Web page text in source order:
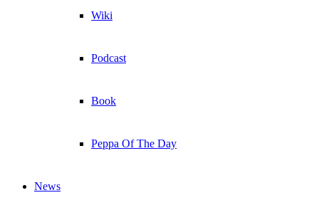
Wiki
Podcast
Book
Peppa Of The Day
News